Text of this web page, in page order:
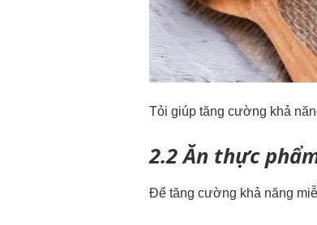
Tỏi giúp tăng cường khả
2.2 Ăn thực
Để tăng cường khả năng